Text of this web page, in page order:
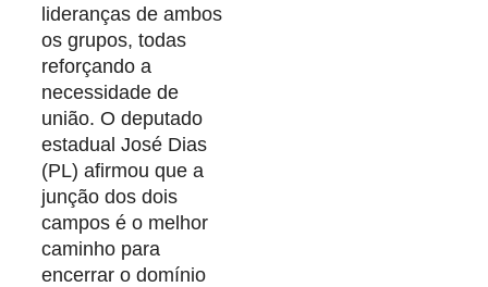
lideranças de ambos
os grupos, todas
reforçando a
necessidade de
união. O deputado
estadual José Dias
(PL) afirmou que a
junção dos dois
campos é o melhor
caminho para
encerrar o domínio